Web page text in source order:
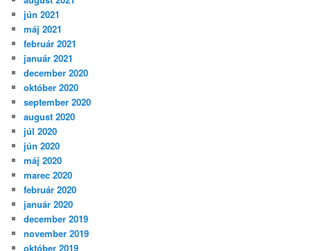
jún 2021
máj 2021
február 2021
január 2021
december 2020
október 2020
september 2020
august 2020
júl 2020
jún 2020
máj 2020
marec 2020
február 2020
január 2020
december 2019
november 2019
október 2019